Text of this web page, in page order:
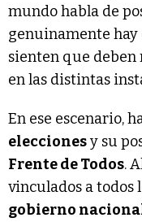
mundo habla de
genuinamente hay
sienten que
en las distintas
En ese escenario,
eleccionesy su
Frente de Todos.
vinculados a todos
gobierno